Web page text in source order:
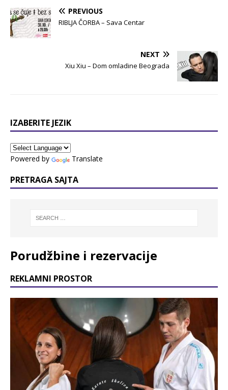
PREVIOUS
RIBLJA ČORBA – Sava Centar
NEXT
Xiu Xiu – Dom omladine Beograda
IZABERITE JEZIK
Powered by Translate
PRETRAGA SAJTA
Porudžbine i rezervacije
REKLAMNI PROSTOR